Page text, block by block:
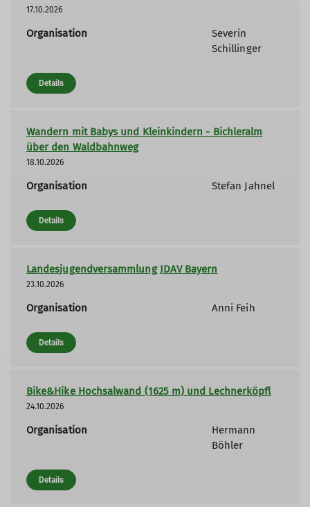
17.10.2026
Organisation
Severin
Schillinger
Details
Wandern mit Babys und Kleinkindern - Bichleralm
über den Waldbahnweg
18.10.2026
Organisation Stefan Jahnel
Details
Landesjugendversammlung JDAV Bayern
23.10.2026
Organisation Anni Feih
Details
Bike&Hike Hochsalwand (1625 m) und Lechnerköpfl
24.10.2026
Organisation
Hermann
Böhler
Details